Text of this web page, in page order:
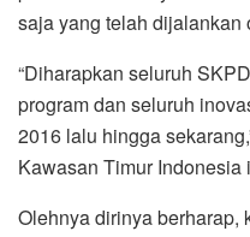
saja yang telah dijalankan
“Diharapkan seluruh
program dan seluruh
2016 lalu hingga
Kawasan Timur Indonesia
Olehnya dirinya berharap,